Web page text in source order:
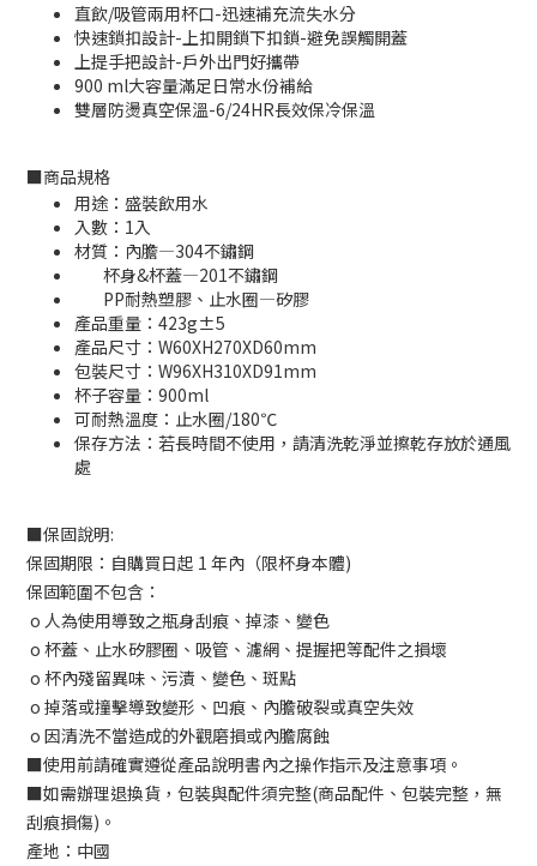
直飲/吸管兩用杯口-迅速補充流失水分
快速鎖扣設計-上扣開鎖下扣鎖-避免誤觸開蓋
上提手把設計-戶外出門好攜帶
900 ml大容量滿足日常水份補給
雙層防燙真空保溫-6/24HR長效保冷保溫
■商品規格
用途：盛裝飲用水
入數：1入
材質：內膽—304不鏽鋼
杯身&杯蓋—201不鏽鋼
PP耐熱塑膠、止水圈—矽膠
產品重量：423g±5
產品尺寸：W60XH270XD60mm
包裝尺寸：W96XH310XD91mm
杯子容量：900ml
可耐熱溫度：止水圈/180℃
保存方法：若長時間不使用，請清洗乾淨並擦乾存放於通風
處
■保固說明:
保固期限：自購買日起 1 年內（限杯身本體)
保固範圍不包含：
o 人為使用導致之瓶身刮痕、掉漆、變色
o 杯蓋、止水矽膠圈、吸管、濾網、提握把等配件之損壞
o 杯內殘留異味、污漬、變色、斑點
o 掉落或撞擊導致變形、凹痕、內膽破裂或真空失效
o 因清洗不當造成的外觀磨損或內膽腐蝕
■使用前請確實遵從產品說明書內之操作指示及注意事項。
■如需辦理退換貨，包裝與配件須完整(商品配件、包裝完整，無
刮痕損傷) 。
產地：中國